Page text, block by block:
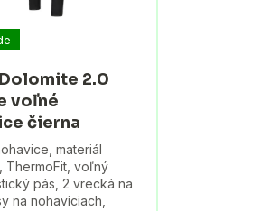
2.0
voľné
čierna
materiál
ThermoFit, voľný
pás, 2 vrecká na
na nohaviciach,